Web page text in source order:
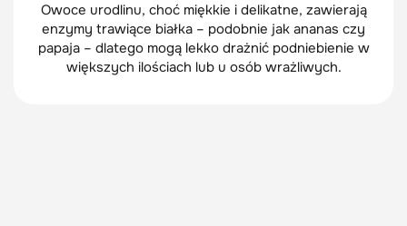
Owoce urodlinu, choć miękkie i delikatne, zawierają
enzymy trawiące białka – podobnie jak ananas czy
papaja – dlatego mogą lekko drażnić podniebienie w
większych ilościach lub u osób wrażliwych.